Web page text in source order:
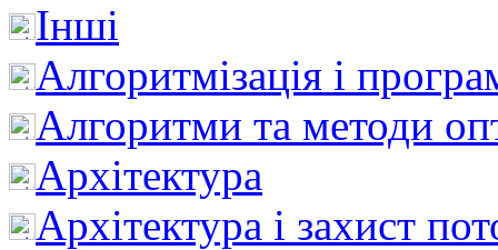
Інші
Алгоритмізація і
Алгоритми та методи
Архітектура
Архітектура і захист